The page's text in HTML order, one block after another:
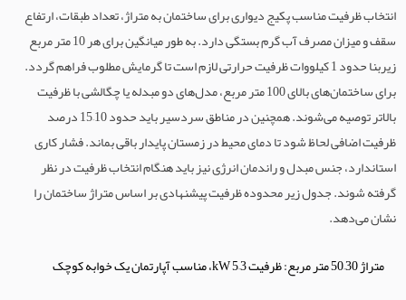
انتخاب ظرفیت مناسب پکیج دیواری برای ساختمان به متراژ، تعداد طبقات، ارتفاع
سقف و میزان مصرف آب گرم بستگی دارد. به طور میانگین برای هر 10 متر مربع
زیربنا حدود 1 کیلووات ظرفیت حرارتی لازم است تا گرمایش مطلوب فراهم گردد.
برای ساختمان‌های بالای 100 متر مربع، مدل‌های دو مبدله یا چگالشی با ظرفیت
بالاتر توصیه می‌شوند. همچنین در مناطق سردسیر باید حدود 10–15 درصد
ظرفیت اضافی لحاظ شود تا دمای محیط در زمستان پایدار باقی بماند. فشار کاری
استاندارد، جنس مبدل و راندمان انرژی نیز باید هنگام انتخاب ظرفیت در نظر
گرفته شوند. جدول زیر محدوده ظرفیت پیشنهادی بر اساس متراژ ساختمان را
نشان می‌دهد.
متراژ 30–50 متر مربع: ظرفیت 3–5 kW، مناسب آپارتمان یک خوابه کوچک